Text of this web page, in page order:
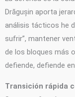
Drăgușin aporta
análisis tácticos he
sufrir”, mantener
de los bloques más
defiende, defiende
Transición rápida